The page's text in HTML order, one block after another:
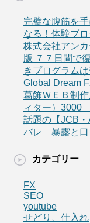
完璧な腹筋を
なる！体験ブロ
株式会社アン
版 ７７日間で
きプログラム
Global Dream
葛飾ＷＥＢ制
ィター）3000
話題の【JCB
バレ 暴露と口
カテゴリー
FX
SEO
youtube
せどり、仕入れ